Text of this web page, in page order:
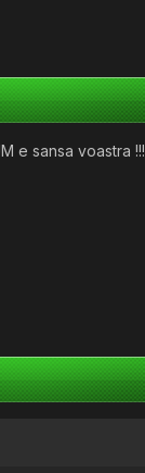
e sansa voastra !!!